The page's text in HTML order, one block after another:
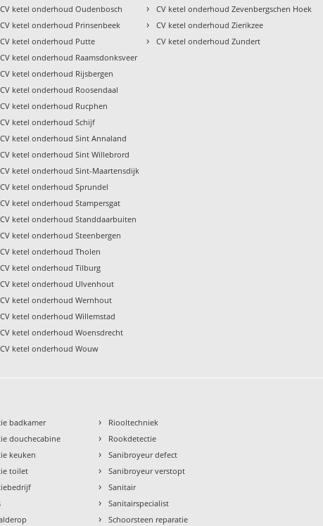
CV ketel onderhoud Oudenbosch
CV ketel onderhoud Prinsenbeek
CV ketel onderhoud Putte
CV ketel onderhoud Raamsdonksveer
CV ketel onderhoud Rijsbergen
CV ketel onderhoud Roosendaal
CV ketel onderhoud Rucphen
CV ketel onderhoud Schijf
CV ketel onderhoud Sint Annaland
CV ketel onderhoud Sint Willebrord
CV ketel onderhoud Sint-Maartensdijk
CV ketel onderhoud Sprundel
CV ketel onderhoud Stampersgat
CV ketel onderhoud Standdaarbuiten
CV ketel onderhoud Steenbergen
CV ketel onderhoud Tholen
CV ketel onderhoud Tilburg
CV ketel onderhoud Ulvenhout
CV ketel onderhoud Wernhout
CV ketel onderhoud Willemstad
CV ketel onderhoud Woensdrecht
CV ketel onderhoud Wouw
› CV ketel onderhoud Zevenbergschen Hoek
› CV ketel onderhoud Zierikzee
› CV ketel onderhoud Zundert
badkamer
douchecabine
keuken
toilet
› Riooltechniek
› Rookdetectie
› Sanibroyeur defect
› Sanibroyeur verstopt
› Sanitair
› Sanitairspecialist
› Schoorsteen reparatie